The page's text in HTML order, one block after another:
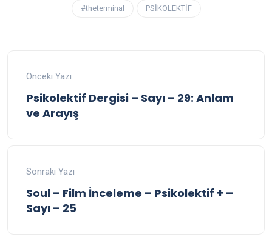
#theterminal PSİKOLEKTİF
Önceki Yazı
Psikolektif Dergisi – Sayı – 29: Anlam
ve Arayış
Sonraki Yazı
Soul – Film İnceleme – Psikolektif + –
Sayı – 25